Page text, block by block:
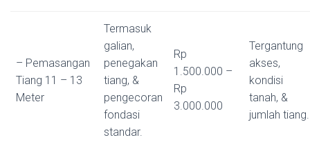
– Pemasangan
Tiang 11 – 13
Meter
Termasuk
galian,
penegakan
tiang, &
pengecoran
fondasi
standar.
Rp
1.500.000 –
Rp
3.000.000
Tergantung
akses,
kondisi
tanah, &
jumlah tiang.